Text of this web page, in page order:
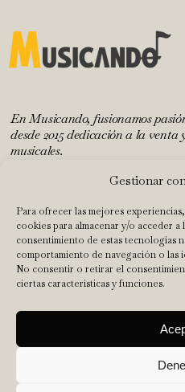
Gestionar
Para ofrecer las mejores
cookies para almacenar y/o acceder
consentimiento de estas tecnologías
comportamiento de navegación o las
No consentir o retirar el
ciertas características y funciones.
En Musicando, fusionamos
desde 2015 dedicación a la
musicales.
INICIO
TALLER
TIENDA
NUESTRO EQUIPO
CONTACTO
Aviso Legal
Diseñada por La Barba